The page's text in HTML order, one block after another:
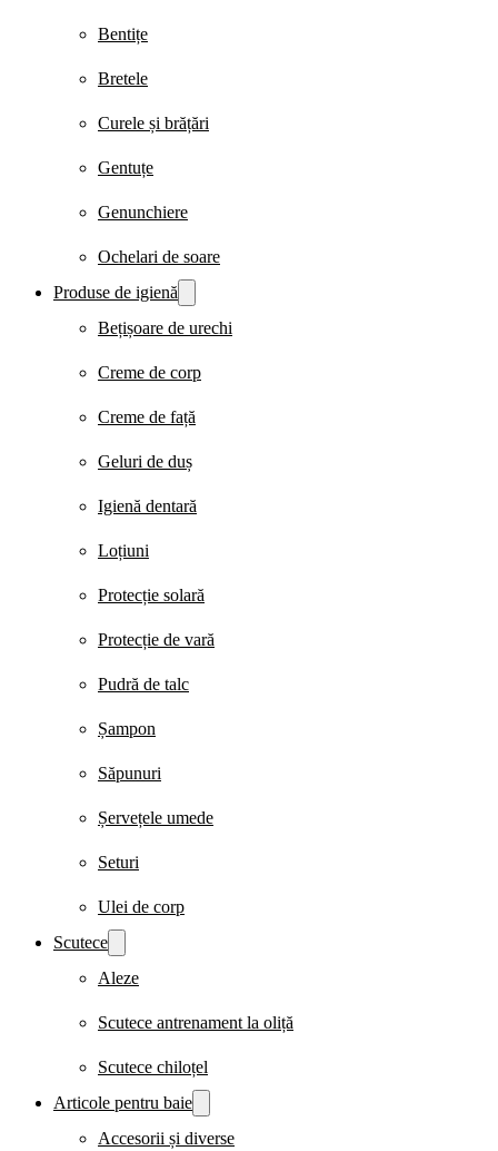
Bentițe
Bretele
Curele și brățări
Gentuțe
Genunchiere
Ochelari de soare
Produse de igienă
Bețișoare de urechi
Creme de corp
Creme de față
Geluri de duș
Igienă dentară
Loțiuni
Protecție solară
Protecție de vară
Pudră de talc
Șampon
Săpunuri
Șervețele umede
Seturi
Ulei de corp
Scutece
Aleze
Scutece antrenament la oliță
Scutece chiloțel
Articole pentru baie
Accesorii și diverse